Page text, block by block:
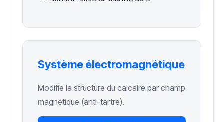
Système électromagnétique
Modifie la structure du calcaire par champ
magnétique (anti-tartre).